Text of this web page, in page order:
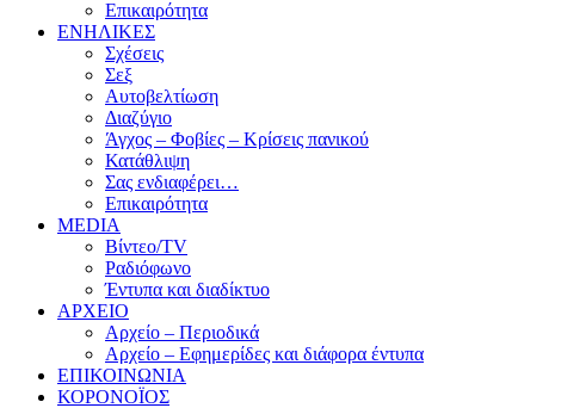
Επικαιρότητα
ΕΝΗΛΙΚΕΣ
Σχέσεις
Σεξ
Αυτοβελτίωση
Διαζύγιο
Άγχος – Φοβίες – Κρίσεις πανικού
Κατάθλιψη
Σας ενδιαφέρει…
Επικαιρότητα
MEDIA
Βίντεο/TV
Ραδιόφωνο
Έντυπα και διαδίκτυο
ΑΡΧΕΙΟ
Αρχείο – Περιοδικά
Αρχείο – Εφημερίδες και διάφορα έντυπα
ΕΠΙΚΟΙΝΩΝΙΑ
ΚΟΡΟΝΟΪΟΣ